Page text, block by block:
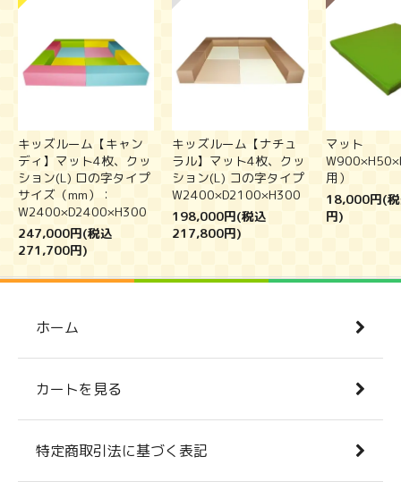
キッズルーム【キャン
ディ】マット4枚、クッ
ション(L) ロの字タイプ
サイズ（mm）：
W2400×D2400×H300
247,000円(税込
271,700円)
キッズルーム【ナチュ
ラル】マット4枚、クッ
ション(L) コの字タイプ
W2400×D2100×H300
198,000円(税込
217,800円)
マット
用）
18,000円(
円)
ホーム
カートを見る
特定商取引法に基づく表記